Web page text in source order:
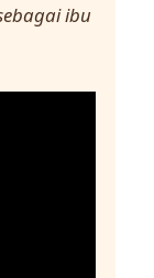
ibu